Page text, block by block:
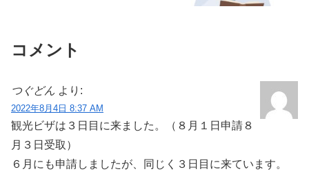
コメント
つぐどん より:
2022年8月4日 8:37 AM
観光ビザは３日目に来ました。（８月１日申請８
月３日受取）
６月にも申請しましたが、同じく３日目に来ています。